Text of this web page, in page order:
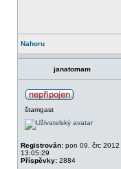
Nahoru
janatomam
štamgast
Registrován: pon 09. črc 2012
13:05:29
Příspěvky: 2884